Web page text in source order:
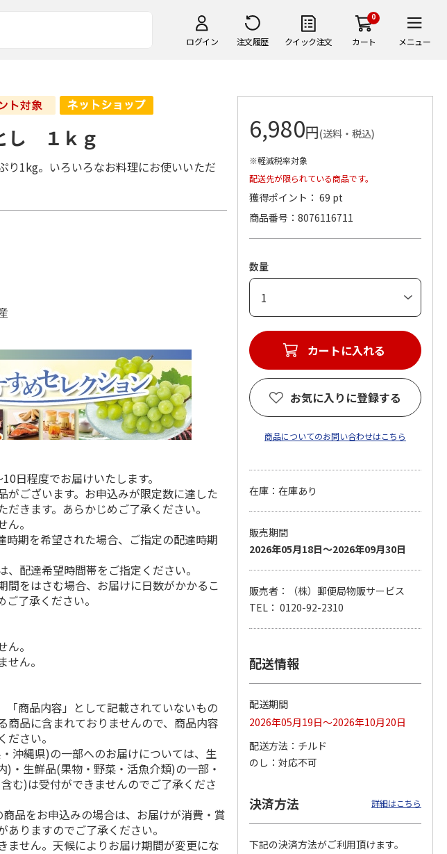
ログイン 注文履歴 クイック注文
0
カート メニュー
ーフ３２０ｇ
円
料・税込)
牛 カタ肉焼肉用
（６２０ …
5.0 （1）
(送料・税込)
＜お中元＞【冷凍】
Ｓ－３０）
(送料・税込)
【冷凍】全国各地の
ース
(送料・税込)
仙台名物 柔らか厚
4.7（3）
し １ｋｇ
り1kg。いろいろなお料理にお使いいただ
日程度でお届けいたします。
ございます。お申込みが限定数に達した
きます。あらかじめご了承ください。
。
期を希望された場合、ご指定の配達時期
配達希望時間帯をご指定ください。
をはさむ場合、お届けに日数がかかるこ
了承ください。
。
ん。
商品内容」として記載されていないもの
商品に含まれておりませんので、商品内容
さい。
沖縄県)の一部へのお届けについては、生
)・生鮮品(果物・野菜・活魚介類)の一部・
む)は受付ができませんのでご了承くださ
品をお申込みの場合は、お届けが消費・賞
りますのでご了承ください。
せん。天候によりお届け期間が変更にな
6,980円(送料・税込)
※軽減税率対象
配送先が限られている商品です。
獲得ポイント： 69 pt
商品番号
8076116711
数量
カートに入れる
お気に入りに登録する
商品についてのお問い合わせはこちら
在庫：在庫あり
販売期間
2026年05月18日～2026年09月30日
販売者：（株）郵便局物販サービス
TEL： 0120-92-2310
配送情報
配送期間
2026年05月19日～2026年10月20日
配送方法
チルド
のし
対応不可
決済方法 詳細はこちら
下記の決済方法がご利用頂けます。